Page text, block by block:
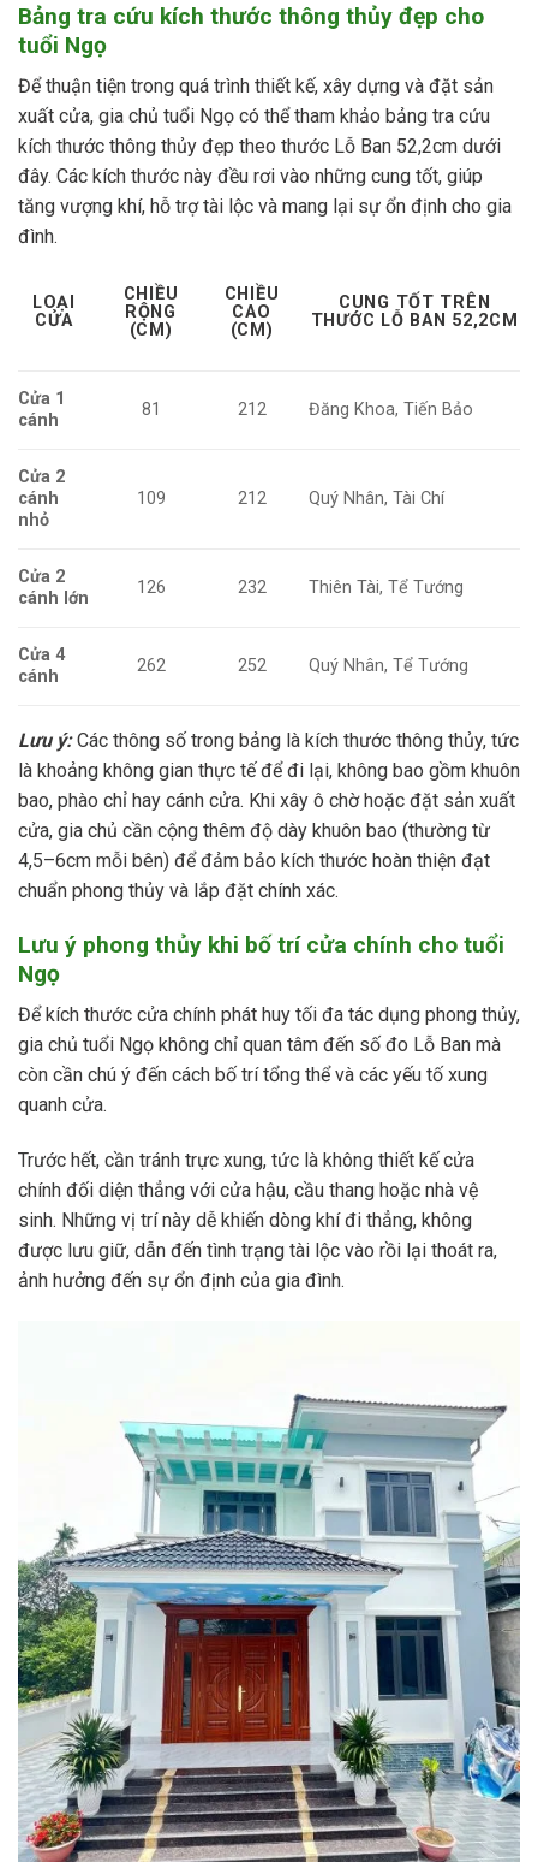
Bảng tra cứu kích thước thông thủy đẹp cho
tuổi Ngọ
Để thuận tiện trong quá trình thiết kế, xây dựng và đặt sản
xuất cửa, gia chủ tuổi Ngọ có thể tham khảo bảng tra cứu
kích thước thông thủy đẹp theo thước Lỗ Ban 52,2cm dưới
đây. Các kích thước này đều rơi vào những cung tốt, giúp
tăng vượng khí, hỗ trợ tài lộc và mang lại sự ổn định cho gia
đình.
LOẠI
CỬA
CHIỀU
RỘNG
(CM)
CHIỀU
CAO
(CM)
CUNG TỐT TRÊN
THƯỚC LỖ BAN 52,2CM
Cửa 1
cánh
81 212 Đăng Khoa, Tiến Bảo
Cửa 2
cánh
nhỏ
109 212 Quý Nhân, Tài Chí
Cửa 2
cánh lớn
126 232 Thiên Tài, Tể Tướng
Cửa 4
cánh
262 252 Quý Nhân, Tể Tướng
Lưu ý:Các thông số trong bảng là kích thước thông thủy, tức
là khoảng không gian thực tế để đi lại, không bao gồm khuôn
bao, phào chỉ hay cánh cửa. Khi xây ô chờ hoặc đặt sản xuất
cửa, gia chủ cần cộng thêm độ dày khuôn bao (thường từ
4,5–6cm mỗi bên) để đảm bảo kích thước hoàn thiện đạt
chuẩn phong thủy và lắp đặt chính xác.
Lưu ý phong thủy khi bố trí cửa chính cho tuổi
Ngọ
Để kích thước cửa chính phát huy tối đa tác dụng phong thủy,
gia chủ tuổi Ngọ không chỉ quan tâm đến số đo Lỗ Ban mà
còn cần chú ý đến cách bố trí tổng thể và các yếu tố xung
quanh cửa.
Trước hết, cần tránh trực xung, tức là không thiết kế cửa
chính đối diện thẳng với cửa hậu, cầu thang hoặc nhà vệ
sinh. Những vị trí này dễ khiến dòng khí đi thẳng, không
được lưu giữ, dẫn đến tình trạng tài lộc vào rồi lại thoát ra,
ảnh hưởng đến sự ổn định của gia đình.